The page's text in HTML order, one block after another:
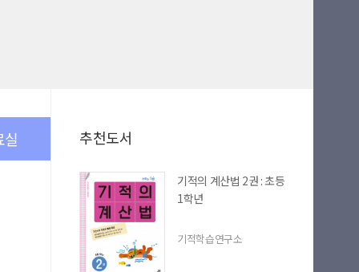
실 추천도서
기적의 계산법 2권 : 초등
1학년
기적학습연구소